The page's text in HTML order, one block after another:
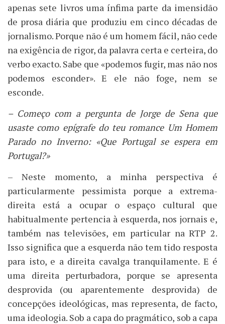
apenas sete livros uma ínfima parte da imensidão
de prosa diária que produziu em cinco décadas de
jornalismo. Porque não é um homem fácil, não cede
na exigência de rigor, da palavra certa e certeira, do
verbo exacto. Sabe que «podemos fugir, mas não nos
podemos esconder». E ele não foge, nem se
esconde.
– Começo com a pergunta de Jorge de Sena que
usaste como epígrafe do teu romance Um Homem
Parado no Inverno: «Que Portugal se espera em
Portugal?»
– Neste momento, a minha perspectiva é
particularmente pessimista porque a extrema-
direita está a ocupar o espaço cultural que
habitualmente pertencia à esquerda, nos jornais e,
também nas televisões, em particular na RTP 2.
Isso significa que a esquerda não tem tido resposta
para isto, e a direita cavalga tranquilamente. E é
uma direita perturbadora, porque se apresenta
desprovida (ou aparentemente desprovida) de
concepções ideológicas, mas representa, de facto,
uma ideologia. Sob a capa do pragmático, sob a capa